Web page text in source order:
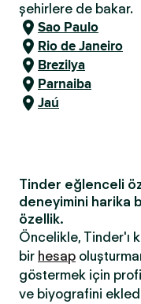
şehirlere de bakar.
Sao Paulo
Rio de Janeiro
Brezilya
Parnaiba
Jaú
Tinder eğlenceli
deneyimini harika
özellik.
Öncelikle, Tinder'ı
bir hesap
göstermek için
ve biyografini